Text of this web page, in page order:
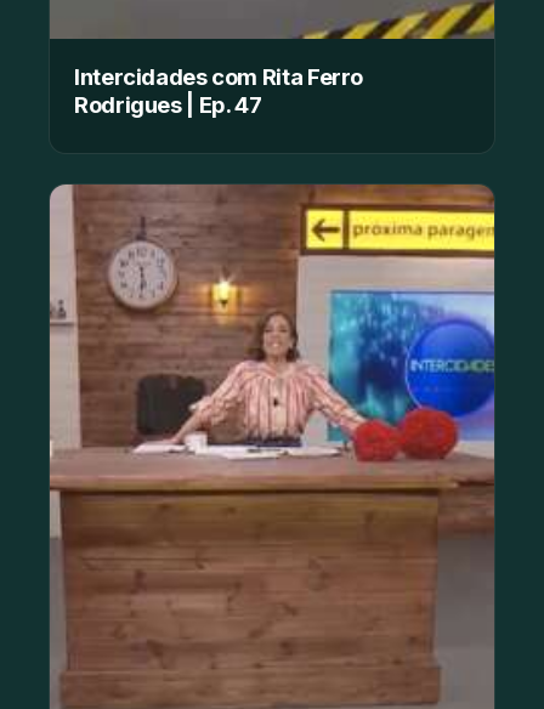
Intercidades com Rita Ferro
Rodrigues | Ep. 47